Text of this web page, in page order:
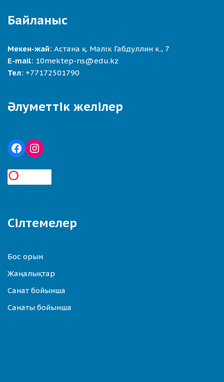
Байланыс
Мекен-жай: Астана қ. Мәлік Габдуллин к., 7
E-mail: 10mektep-ns@edu.kz
Тел: +77172501790
Әлуметтік желілер
Сілтемелер
Бос орын
Жаңалықтар
Санат бойынша
Санаты бойынша